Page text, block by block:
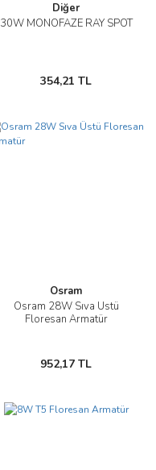
Diğer
30W MONOFAZE RAY SPOT
354,21 TL
Osram
Osram 28W Sıva Üstü
Floresan Armatür
952,17 TL